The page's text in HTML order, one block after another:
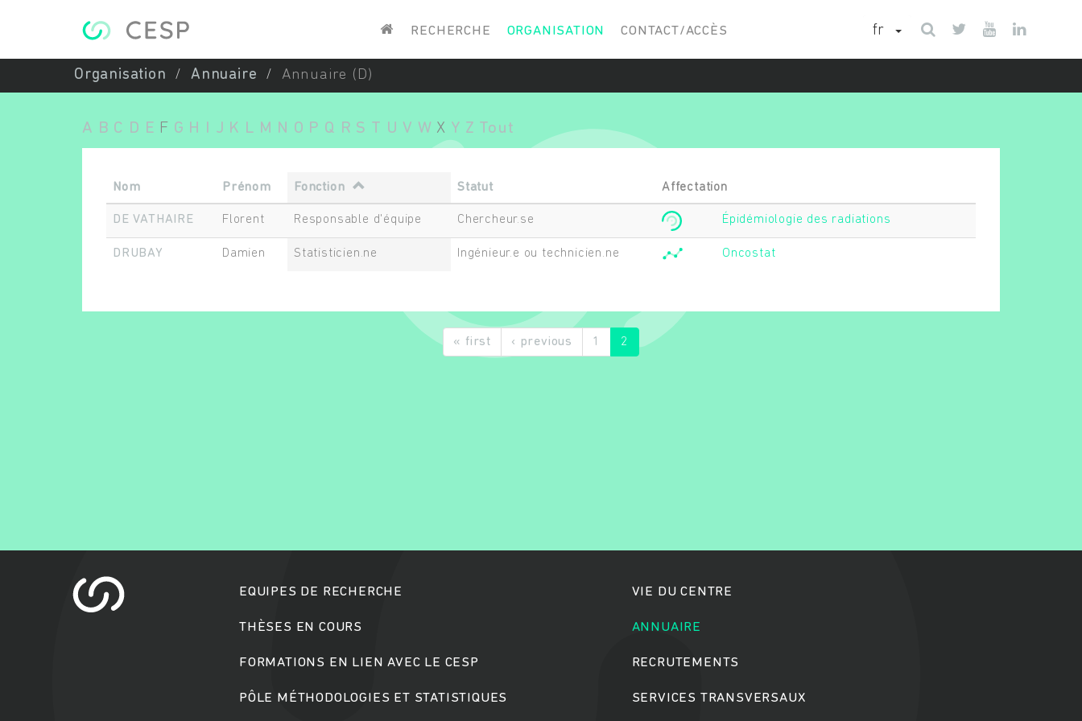
RECHERCHE ORGANISATION CONTACT/ACCÈS fr
Organisation Annuaire Annuaire (D)
A B C D E F G H J K L M N O P Q R S T U V W X Y Z Tout
Nom Prénom Fonction Statut Affectation
DE VATHAIRE Florent Responsable d'équipe Chercheur.se Épidémiologie des radiations
DRUBAY Damien Statisticien.ne Ingénieur.e ou technicien.ne Oncostat
« first ‹ previous 1 2
EQUIPES DE RECHERCHE
THÈSES EN COURS
FORMATIONS EN LIEN AVEC LE CESP
PÔLE MÉTHODOLOGIES ET STATISTIQUES
VIE DU CENTRE
ANNUAIRE
RECRUTEMENTS
SERVICES TRANSVERSAUX